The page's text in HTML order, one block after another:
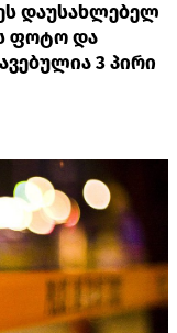
დაუსახლებელ
ფოტო და
3 პირი